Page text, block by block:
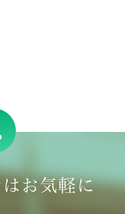
お気軽に